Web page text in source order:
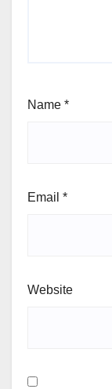
Name *
Email *
Website